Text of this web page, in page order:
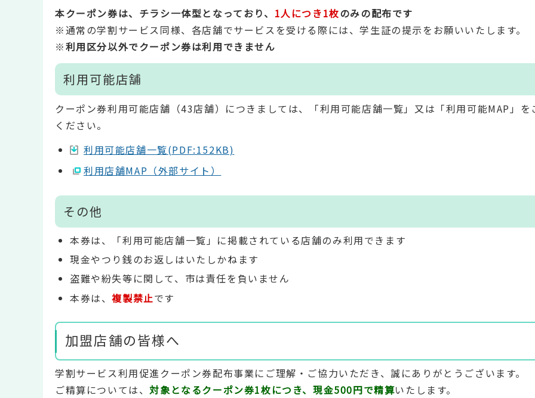
本クーポン券は、チラシ一体型となっており、 1人につき1枚のみの配布です
※通常の学割サービス同様、各店舗でサービスを受ける際には、学生証の提示をお願いいたします。
※利用区分以外でクーポン券は利用できません
利用可能店舗
クーポン券利用可能店舗（43店舗）につきましては、「利用可能店舗一覧」又は「利用可能MAP」を
ください。
利用可能店舗一覧(PDF:152KB)
利用店舗MAP（外部サイト）
その他
本券は、「利用可能店舗一覧」に掲載されている店舗のみ利用できます
現金やつり銭のお返しはいたしかねます
盗難や紛失等に関して、市は責任を負いません
本券は、複製禁止です
加盟店舗の皆様へ
学割サービス利用促進クーポン券配布事業にご理解・ご協力いただき、誠にありがとうございます。
ご精算については、対象となるクーポン券1枚につき、現金500円で精算いたします。